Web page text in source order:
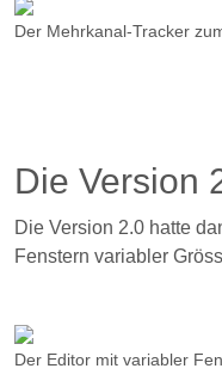
Der Mehrkanal-Tracker
Die Version
Die Version 2.0 hatte
Fenstern variabler
Der Editor mit variabler